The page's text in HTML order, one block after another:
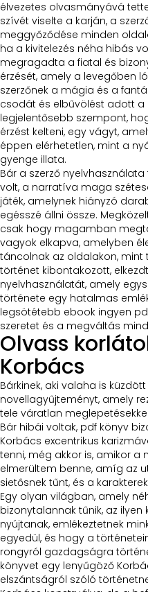
élvezetes olvasmányává
szívét viselte a karján, a
meggyőződése minden
ha a kivitelezés néha hibás
megragadta a fiatal és
érzését, amely a levegőben
szerzőnek a mágia és a
csodát és elbűvölést adott a
legjelentősebb szempont,
érzést kelteni, egy vágyt,
éppen elérhetetlen, mint a
gyenge illata.
Bár a szerző
volt, a narratíva maga
játék, amelynek hiányzó
egésszé állni össze.
csak hogy magamban
vagyok elkapva, amelyben
táncolnak az oldalakon, mint
történet kibontakozott,
nyelvhasználatát, amely
története egy hatalmas
legsötétebb ebook ingyen
szeretet és a megváltás
Olvass
Korbács
Bárkinek, aki valaha is
novellagyűjteményt, amely
tele váratlan
Bár hibái voltak, pdf könyv
Korbács excentrikus
tenni, még akkor is, amikor a
elmerültem benne, amíg az
sietősnek tűnt, és a
Egy olyan világban, amely
bizonytalannak tűnik, az
nyújtanak, emlékeztetnek
egyedül, és hogy a
rongyról gazdagságra
könyvet egy lenyűgöző
elszántságról szóló